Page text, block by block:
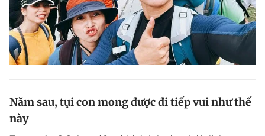
Năm sau, tụi con mong được đi tiếp vui như thế
này